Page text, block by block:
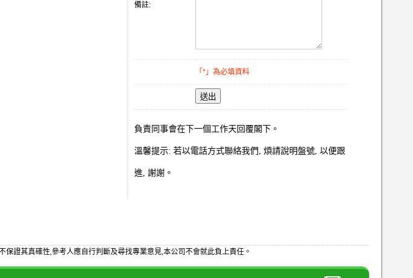
備註:
「*」為必填資料
送出
負責同事會在下一個工作天回覆閣下。
溫馨提示: 若以電話方式聯絡我們, 煩請說明盤號, 以便跟
進, 謝謝。
證其真確性,參考人應自行判斷及尋找專業意見,本公司不會就此負上責任。